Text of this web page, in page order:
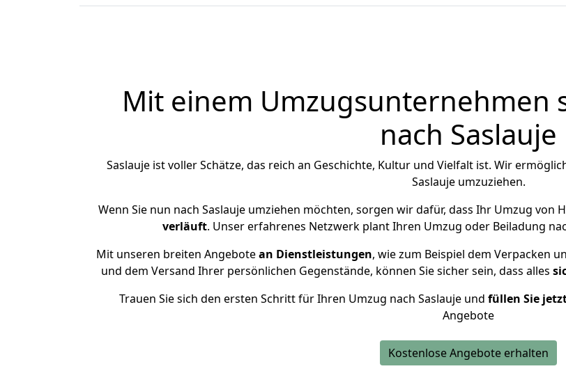
Mit einem Umzugsunternehmen
nach Saslauje
Saslauje ist voller Schätze, das reich an Geschichte, Kultur und Vielfalt ist. Wir
Saslauje umzuziehen.
Wenn Sie nun nach Saslauje umziehen möchten, sorgen wir dafür, dass Ihr Umzug von
verläuft. Unser erfahrenes Netzwerk plant Ihren Umzug oder Beiladung
Mit unseren breiten Angebotean Dienstleistungen, wie zum Beispiel dem Verpacken
und dem Versand Ihrer persönlichen Gegenstände, können Sie sicher sein, dass alles
Trauen Sie sich den ersten Schritt für Ihren Umzug nach Saslauje und füllen Sie
Angebote
Kostenlose Angebote erhalten